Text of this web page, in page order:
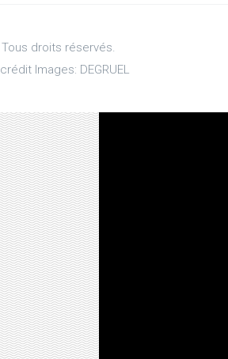
Tous droits réservés.
crédit Images: DEGRUEL